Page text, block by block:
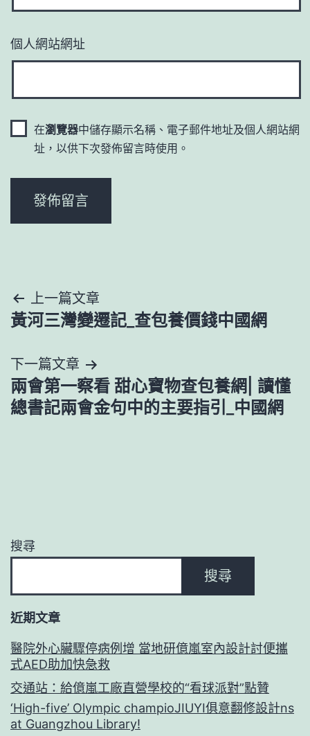
個人網站網址
在瀏覽器中儲存顯示名稱、電子郵件地址及個人網站網
址，以供下次發佈留言時使用。
文
章
導
覽
上一篇文章
黃河三灣變遷記_查包養價錢中國網
下一篇文章
兩會第一察看 甜心寶物查包養網| 讀懂
總書記兩會金句中的主要指引_中國網
搜尋
搜尋
近期文章
醫院外心臟驟停病例增 當地研億嵐室內設計討便攜
式AED助加快急救
交通站：給億嵐工廠直營學校的“看球派對”點贊
‘High-five’ Olympic champioJIUYI俱意翻修設計ns
at Guangzhou Library!